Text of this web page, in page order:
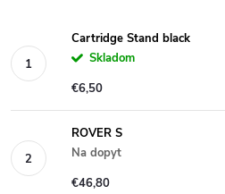
Cartridge Stand black
Skladom
€6,50
ROVER S
Na dopyt
€46,80